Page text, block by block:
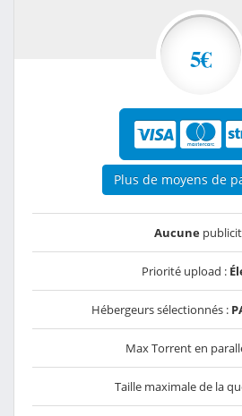
5€
Plus de moyens de
Aucune
Priorité upload :
Hébergeurs sélectionnés :
Max Torrent en
Taille maximale de la